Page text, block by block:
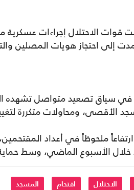
قوات الاحتلال إجراءات
إلى احتجاز هويات المصلين
في سياق تصعيد متواصل
الأقصى، ومحاولات متكررة
خلال الأسبوع الماضي، وسط
الاحتلال اقتحام المسجد